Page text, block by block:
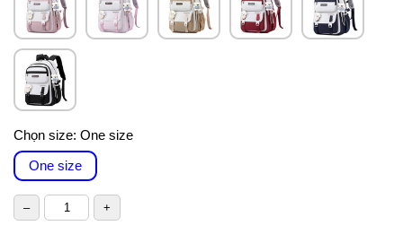
Chọn size: One size
One size